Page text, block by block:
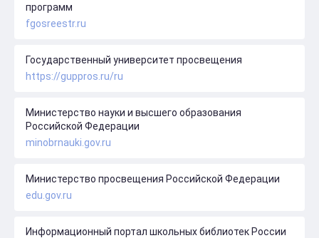
программ
fgosreestr.ru
Государственный университет просвещения
https://guppros.ru/ru
Министерство науки и высшего образования
Российской Федерации
minobrnauki.gov.ru
Министерство просвещения Российской Федерации
edu.gov.ru
Информационный портал школьных библиотек России